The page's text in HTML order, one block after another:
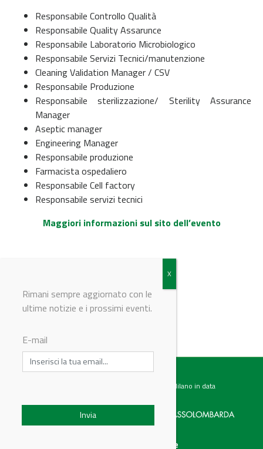
Responsabile Controllo Qualità
Responsabile Quality Assarunce
Responsabile Laboratorio Microbiologico
Responsabile Servizi Tecnici/manutenzione
Cleaning Validation Manager / CSV
Responsabile Produzione
Responsabile sterilizzazione/ Sterility Assurance
Manager
Aseptic manager
Engineering Manager
Responsabile produzione
Farmacista ospedaliero
Responsabile Cell factory
Responsabile servizi tecnici
Maggiori informazioni sul sito dell’evento
© Riproduzione riservata
Testata giornalistica registrata presso il Tribunale di Milano in data
Categorie
Rimani sempre aggiornato con le
ultime notizie e i prossimi eventi.
E-mail